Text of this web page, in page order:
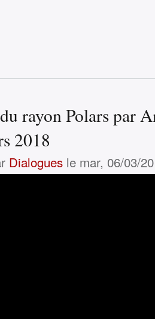
rayon Polars par
2018
Dialoguesle mar, 06/03/